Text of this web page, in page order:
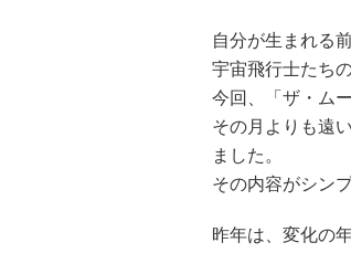
自分が生まれる
宇宙飛行士たち
今回、「ザ・ム
その月よりも遠
ました。
その内容がシン
昨年は、変化の